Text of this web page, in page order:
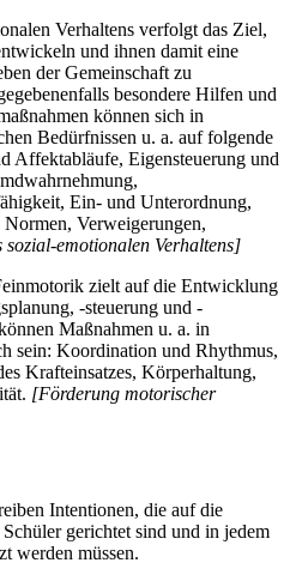
Verhaltens verfolgt das Ziel,
und ihnen damit eine
der Gemeinschaft zu
besondere Hilfen und
können sich in
Bedürfnissen u. a. auf folgende
Affektabläufe, Eigensteuerung und
Ein- und Unterordnung,
Verweigerungen,
sozial-emotionalen Verhaltens]
zielt auf die Entwicklung
-steuerung und -
Maßnahmen u. a. in
sein: Koordination und Rhythmus,
Krafteinsatzes, Körperhaltung,
[Förderung motorischer
Intentionen, die auf die
gerichtet sind und in jedem
werden müssen.